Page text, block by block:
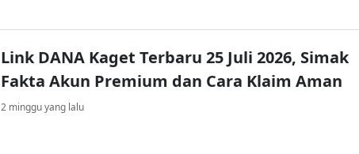
Link DANA Kaget Terbaru 25 Juli 2026, Simak
Fakta Akun Premium dan Cara Klaim Aman
2 minggu yang lalu